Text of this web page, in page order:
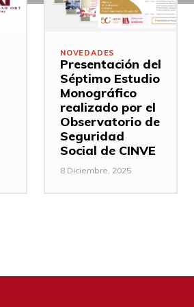
NOVEDADES
Presentación del
Séptimo Estudio
Monográfico
realizado por el
Observatorio de
Seguridad
Social de CINVE
8 Diciembre, 2025